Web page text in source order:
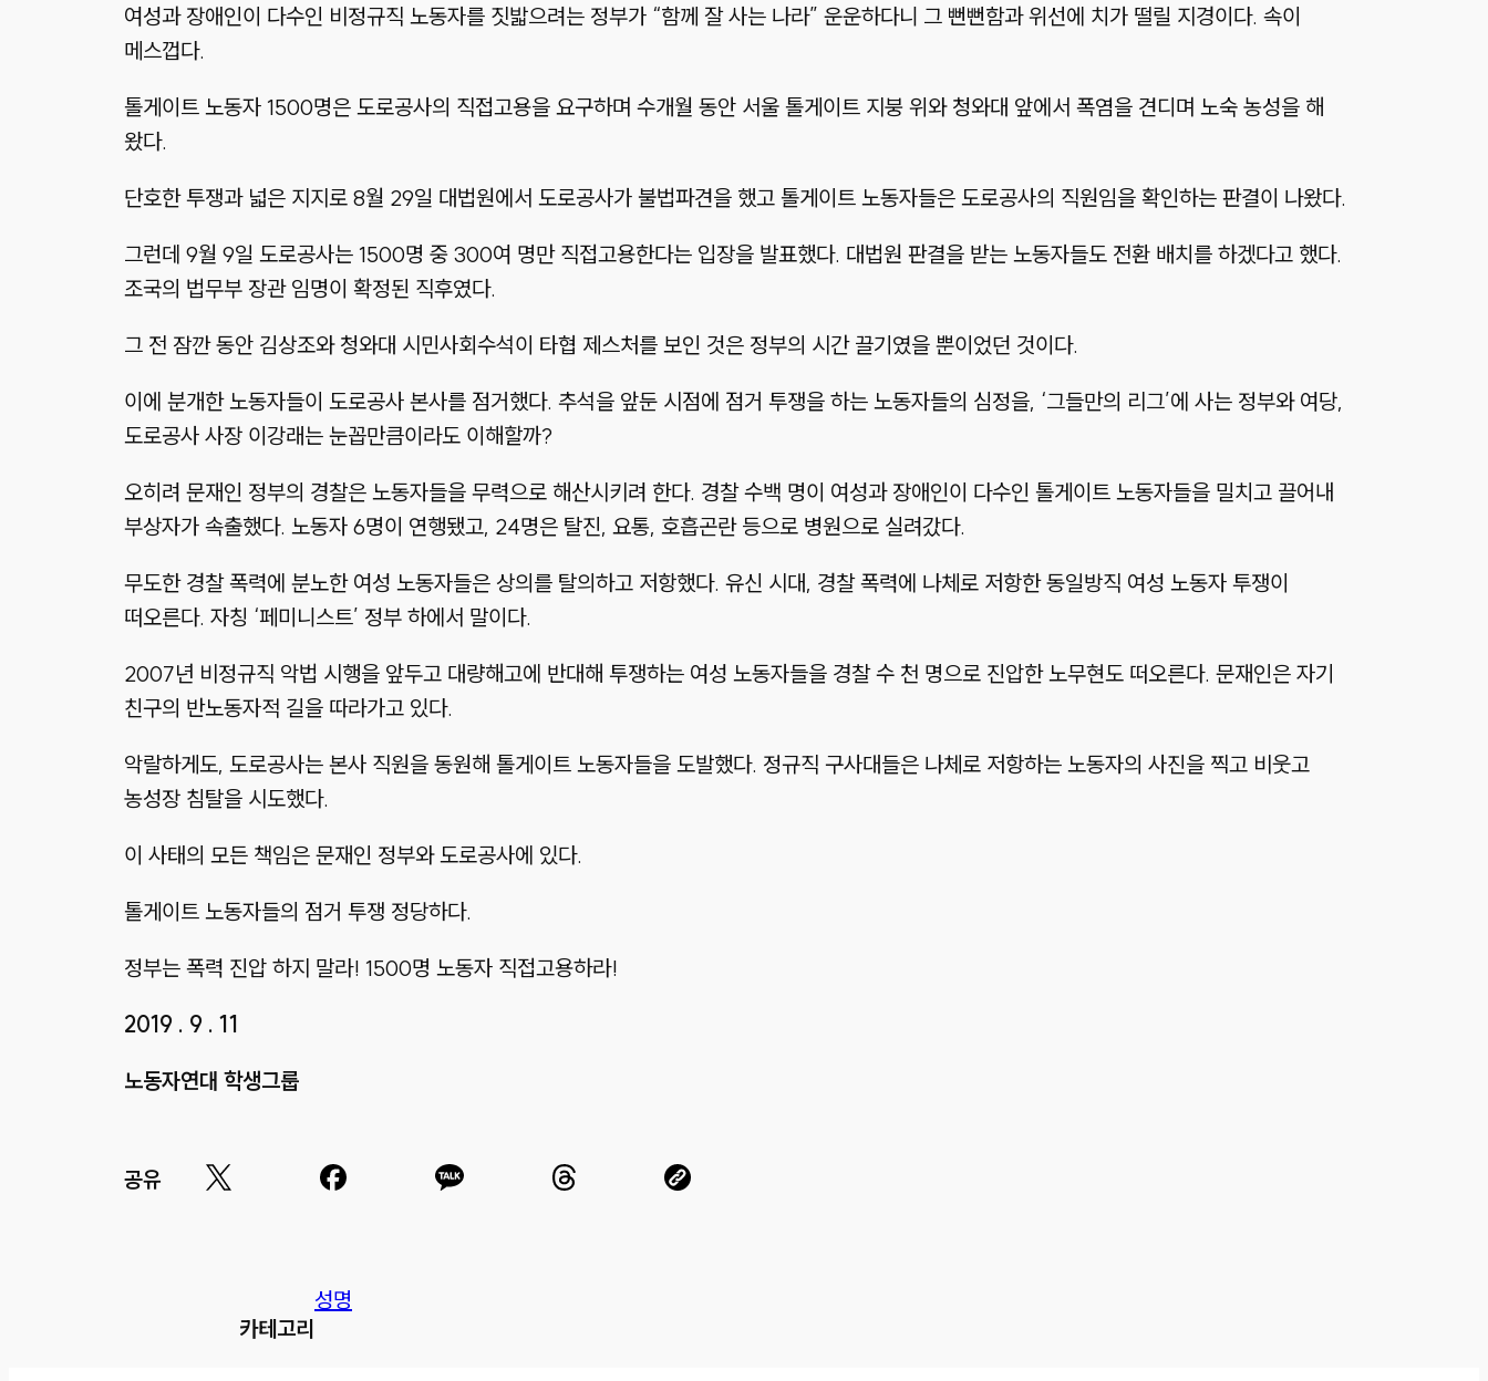
여성과 장애인이 다수인 비정규직 노동자를 짓밟으려는 정부가 “함께 잘 사는 나라” 운운하다니 그 뻔뻔함과 위선에 치가 떨릴 지경이다. 속이
메스껍다.
톨게이트 노동자 1500명은 도로공사의 직접고용을 요구하며 수개월 동안 서울 톨게이트 지붕 위와 청와대 앞에서 폭염을 견디며 노숙 농성을 해
왔다.
단호한 투쟁과 넓은 지지로 8월 29일 대법원에서 도로공사가 불법파견을 했고 톨게이트 노동자들은 도로공사의 직원임을 확인하는 판결이 나왔다.
그런데 9월 9일 도로공사는 1500명 중 300여 명만 직접고용한다는 입장을 발표했다. 대법원 판결을 받는 노동자들도 전환 배치를 하겠다고 했다.
조국의 법무부 장관 임명이 확정된 직후였다.
그 전 잠깐 동안 김상조와 청와대 시민사회수석이 타협 제스처를 보인 것은 정부의 시간 끌기였을 뿐이었던 것이다.
이에 분개한 노동자들이 도로공사 본사를 점거했다. 추석을 앞둔 시점에 점거 투쟁을 하는 노동자들의 심정을, ‘그들만의 리그’에 사는 정부와 여당,
도로공사 사장 이강래는 눈꼽만큼이라도 이해할까?
오히려 문재인 정부의 경찰은 노동자들을 무력으로 해산시키려 한다. 경찰 수백 명이 여성과 장애인이 다수인 톨게이트 노동자들을 밀치고 끌어내
부상자가 속출했다. 노동자 6명이 연행됐고, 24명은 탈진, 요통, 호흡곤란 등으로 병원으로 실려갔다.
무도한 경찰 폭력에 분노한 여성 노동자들은 상의를 탈의하고 저항했다. 유신 시대, 경찰 폭력에 나체로 저항한 동일방직 여성 노동자 투쟁이
떠오른다. 자칭 ‘페미니스트’ 정부 하에서 말이다.
2007년 비정규직 악법 시행을 앞두고 대량해고에 반대해 투쟁하는 여성 노동자들을 경찰 수 천 명으로 진압한 노무현도 떠오른다. 문재인은 자기
친구의 반노동자적 길을 따라가고 있다.
악랄하게도, 도로공사는 본사 직원을 동원해 톨게이트 노동자들을 도발했다. 정규직 구사대들은 나체로 저항하는 노동자의 사진을 찍고 비웃고
농성장 침탈을 시도했다.
이 사태의 모든 책임은 문재인 정부와 도로공사에 있다.
톨게이트 노동자들의 점거 투쟁 정당하다.
정부는 폭력 진압 하지 말라! 1500명 노동자 직접고용하라!
2019 . 9 . 11
노동자연대 학생그룹
공유
카테고리
성명